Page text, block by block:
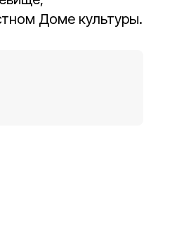
Доме культуры.